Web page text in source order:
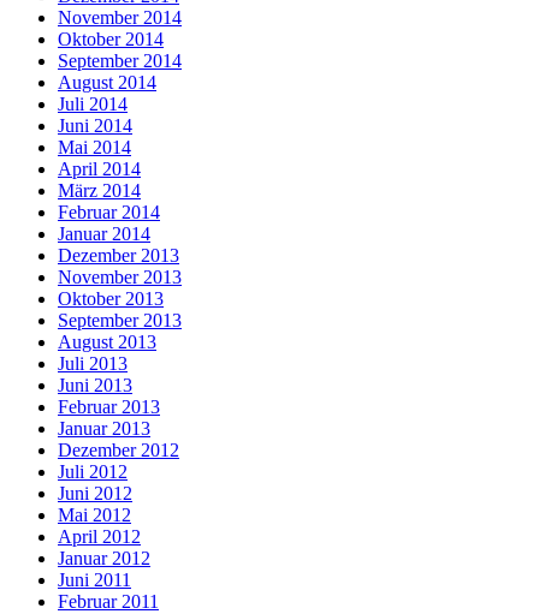
November 2014
Oktober 2014
September 2014
August 2014
Juli 2014
Juni 2014
Mai 2014
April 2014
März 2014
Februar 2014
Januar 2014
Dezember 2013
November 2013
Oktober 2013
September 2013
August 2013
Juli 2013
Juni 2013
Februar 2013
Januar 2013
Dezember 2012
Juli 2012
Juni 2012
Mai 2012
April 2012
Januar 2012
Juni 2011
Februar 2011